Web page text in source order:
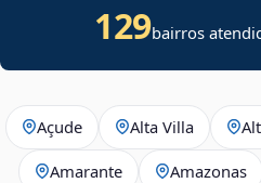
129bairros
Açude Alta Villa
Amarante Amazonas